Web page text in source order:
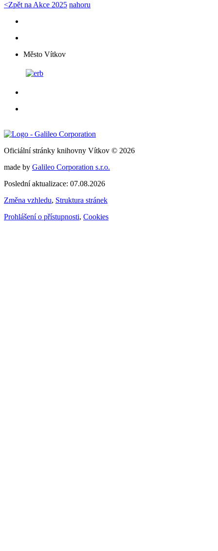
<Zpět na Akce 2025 nahoru
Město Vítkov
Oficiální stránky knihovny Vítkov © 2026
made by Galileo Corporation s.r.o.
Poslední aktualizace: 07.08.2026
Změna vzhledu, Struktura stránek
Prohlášení o přístupnosti, Cookies